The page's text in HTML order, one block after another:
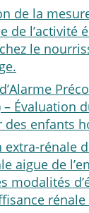
de la
de l’activité
le
– Évaluation
des enfants
extra-rénale
aigue de
modalités